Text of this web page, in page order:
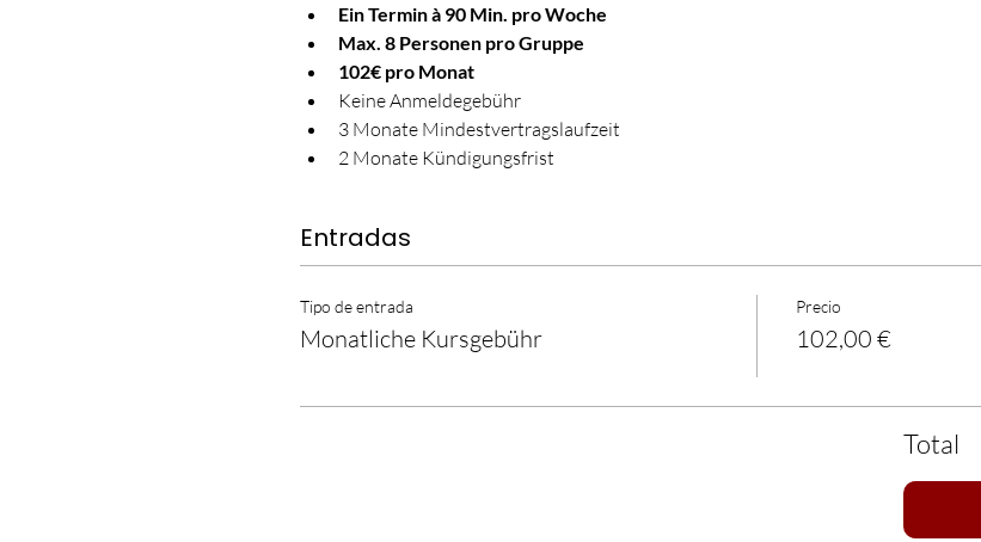
Ein Termin à 90 Min. pro Woche
Max. 8 Personen pro Gruppe
102€ pro Monat
Keine Anmeldegebühr
3 Monate Mindestvertragslaufzeit
2 Monate Kündigungsfrist
Entradas
Tipo de entrada
Monatliche Kursgebühr
Precio
102,00 €
Total